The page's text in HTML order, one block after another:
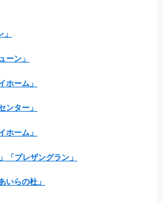
ーン」
ホーム」
ンター」
ホーム」
「プレザングラン」
いらの杜」